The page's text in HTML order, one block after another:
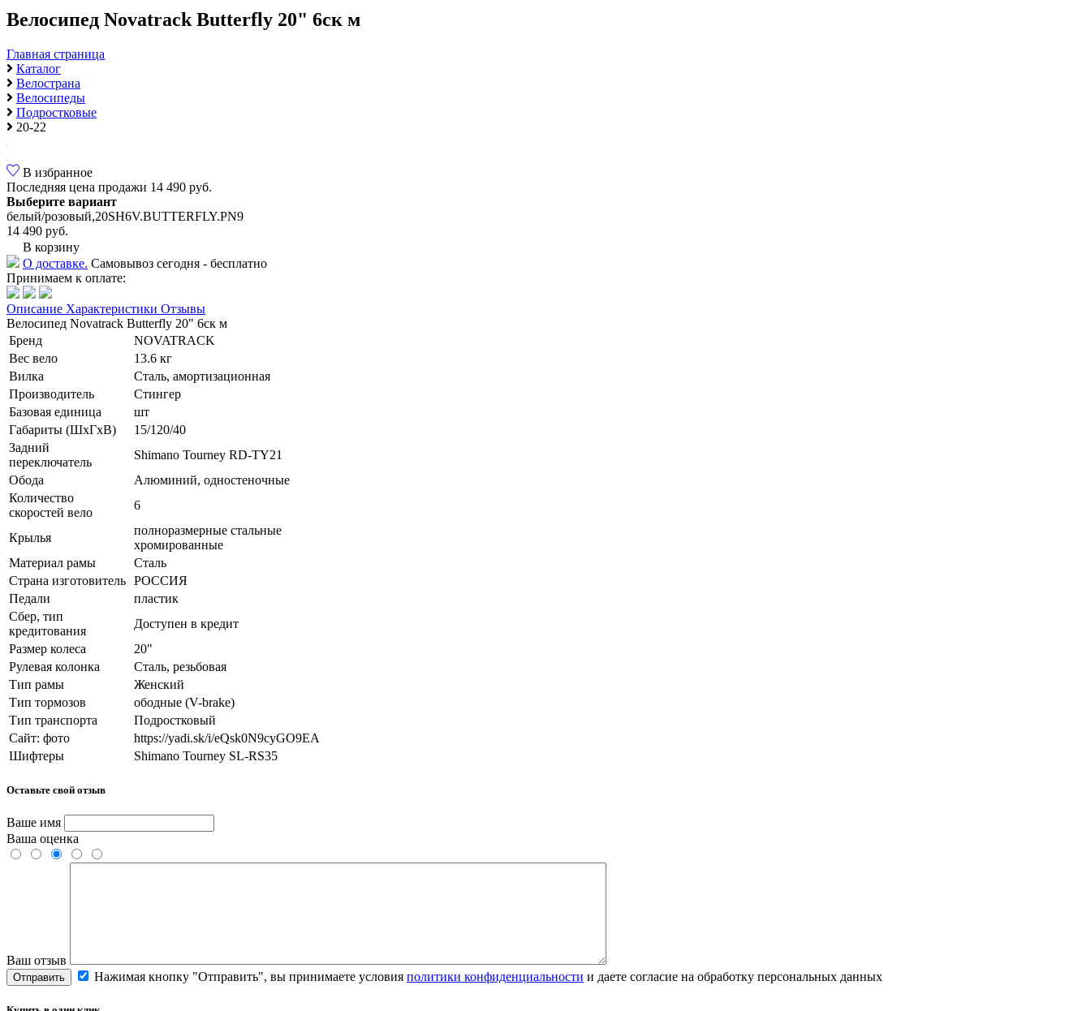
Велосипед Novatrack Butterfly 20" 6ск м
Главная страница
Каталог
Велострана
Велосипеды
Подростковые
20-22
В избранное
Последняя цена продажи 14 490 руб.
Выберите вариант
белый/розовый,20SH6V.BUTTERFLY.PN9
14 490 руб.
В корзину
О доставке. Самовывоз сегодня - бесплатно
Принимаем к оплате:
Описание Характеристики Отзывы
Велосипед Novatrack Butterfly 20" 6ск м
Бренд
NOVATRACK
Вес вело
13.6 кг
Вилка
Сталь, амортизационная
Производитель
Стингер
Базовая единица
шт
Габариты (ШхГхВ)
15/120/40
Задний
переключатель
Shimano Tourney RD-TY21
Обода
Алюминий, одностеночные
Количество
скоростей вело
6
Крылья
полноразмерные стальные
хромированные
Материал рамы
Сталь
Страна изготовитель РОССИЯ
Педали
пластик
Сбер, тип
кредитования
Доступен в кредит
Размер колеса
20"
Рулевая колонка
Сталь, резьбовая
Тип рамы
Женский
Тип тормозов
ободные (V-brake)
Тип транспорта
Подростковый
Сайт: фото
https://yadi.sk/i/eQsk0N9cyGO9EA
Шифтеры
Shimano Tourney SL-RS35
Оставьте свой отзыв
Ваше имя
Ваша оценка
Ваш отзыв
Отправить Нажимая кнопку "Отправить", вы принимаете условия политики конфиденциальности и даете согласие на обработку персональных данных